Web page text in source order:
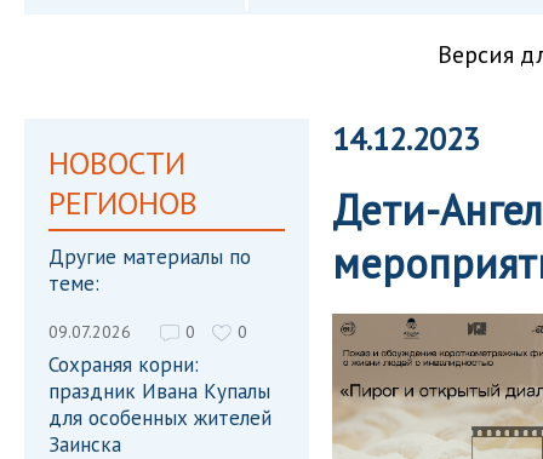
Версия
НОВОСТИ
РЕГИОНОВ
Другие материалы по
теме:
09.07.2026 0 0
Сохраняя корни:
праздник Ивана Купалы
для особенных жителей
Заинска
14.12.2023
Дети-